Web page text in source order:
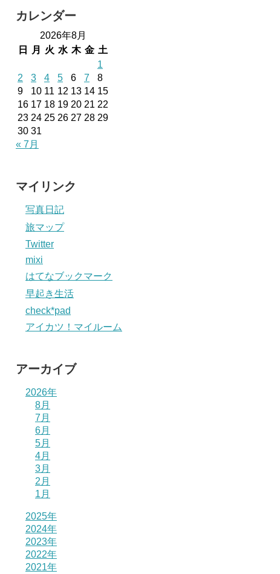
カレンダー
2026年8月
日
月 火 水 木 金 土
1
2
3 4 5 6 7
8
9
10 11 12 13 14 15
16 17 18 19 20 21 22
23 24 25 26 27 28 29
30 31
« 7月
マイリンク
写真日記
旅マップ
Twitter
mixi
はてなブックマーク
早起き生活
check*pad
アイカツ！マイルーム
アーカイブ
2026年
8月
7月
6月
5月
4月
3月
2月
1月
2025年
2024年
2023年
2022年
2021年